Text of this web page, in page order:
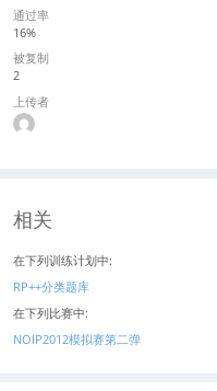
通过率
16%
被复制
2
上传者
相关
在下列训练计划中:
RP++分类题库
在下列比赛中:
NOIP2012模拟赛第二弹